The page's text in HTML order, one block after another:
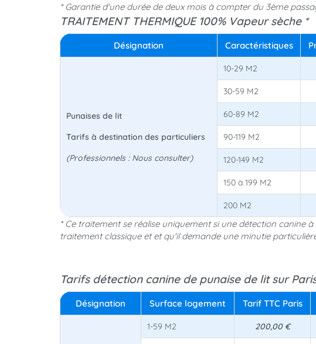
* Garantie d'une durée de deux mois à compter du 3ème
TRAITEMENT THERMIQUE 100% Vapeur sèche *
Désignation Caractéristiques
Punaises de lit
Tarifs à destination des particuliers
(Professionnels : Nous consulter)
10-29 M2
30-59 M2
60-89 M2
90-119 M2
120-149 M2
150 à 199 M2
200 M2
* Ce traitement se réalise uniquement si une détection canine
traitement classique et et qu'il demande une minutie
Tarifs détection canine de punaise de lit sur
Désignation Surface logement Tarif TTC Paris
1-59 M2 200,00 €